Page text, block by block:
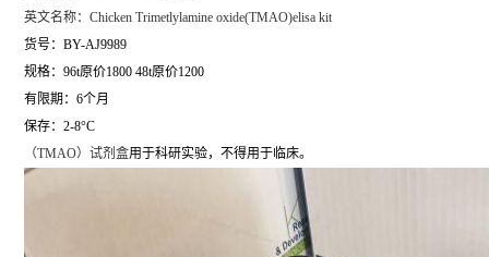
英文名称： Chicken Trimetlylamine oxide(TMAO)elisa kit
货号：BY-AJ9989
规格：96t原价1800 48t原价1200
有限期：6个月
保存：2-8°C
（TMAO）试剂盒用于科研实验，不得用于临床。